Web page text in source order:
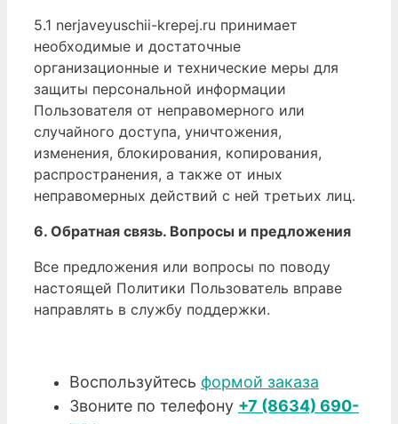
5.1 nerjaveyuschii-krepej.ru принимает
необходимые и достаточные
организационные и технические меры для
защиты персональной информации
Пользователя от неправомерного или
случайного доступа, уничтожения,
изменения, блокирования, копирования,
распространения, а также от иных
неправомерных действий с ней третьих лиц.
6. Обратная связь. Вопросы и предложения
Все предложения или вопросы по поводу
настоящей Политики Пользователь вправе
направлять в службу поддержки.
Воспользуйтесь формой заказа
Звоните по телефону +7 (8634) 690-